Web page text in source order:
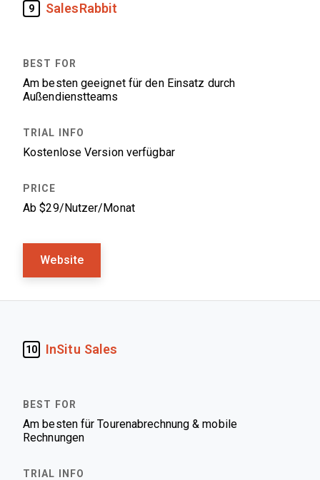
9 SalesRabbit
Am besten geeignet für den Einsatz durch
Außendienstteams
Kostenlose Version verfügbar
Ab $29/Nutzer/Monat
Website
10 InSitu Sales
Am besten für Tourenabrechnung & mobile
Rechnungen